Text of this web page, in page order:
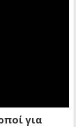
για